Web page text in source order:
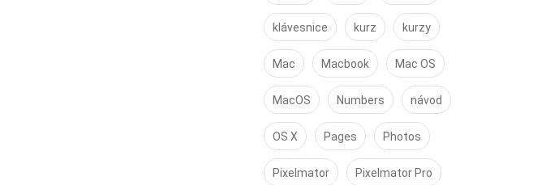
klávesnice kurz kurzy
Mac Macbook Mac OS
MacOS Numbers návod
OS X Pages Photos
Pixelmator Pixelmator Pro